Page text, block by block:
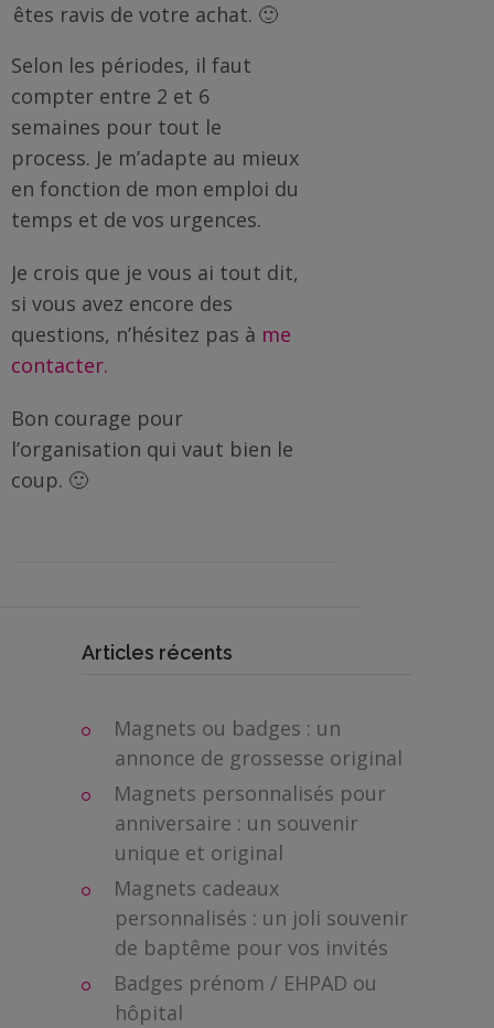
êtes ravis de votre achat. 🙂
Selon les périodes, il faut
compter entre 2 et 6
semaines pour tout le
process. Je m’adapte au mieux
en fonction de mon emploi du
temps et de vos urgences.
Je crois que je vous ai tout dit,
si vous avez encore des
questions, n’hésitez pas à me
contacter.
Bon courage pour
l’organisation qui vaut bien le
coup. 🙂
Articles récents
Magnets ou badges : un
annonce de grossesse original
Magnets personnalisés pour
anniversaire : un souvenir
unique et original
Magnets cadeaux
personnalisés : un joli souvenir
de baptême pour vos invités
Badges prénom / EHPAD ou
hôpital